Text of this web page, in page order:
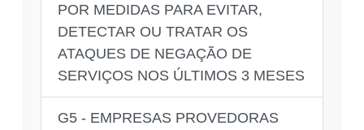
POR MEDIDAS PARA EVITAR,
DETECTAR OU TRATAR OS
ATAQUES DE NEGAÇÃO DE
SERVIÇOS NOS ÚLTIMOS 3 MESES
G5 - EMPRESAS PROVEDORAS